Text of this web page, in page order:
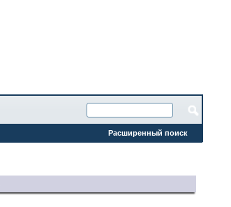
Расширенный поиск